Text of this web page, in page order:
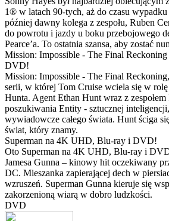
1® w latach 90-tych, aż do czasu
później dawny kolega z zespołu, Ruben
do powrotu i jazdy u boku przebojowego
Pearce’a. To ostatnia szansa, aby zostać
Mission: Impossible - The Final
DVD!
Mission: Impossible - The Final
serii, w której Tom Cruise wciela się w rolę
Hunta. Agent Ethan Hunt wraz z
poszukiwania Entity - sztucznej
wywiadowcze całego świata. Hunt ściga
świat, który znamy.
Superman na 4K UHD, Blu-ray i DVD!
Oto Superman na 4K UHD, Blu-ray i
Jamesa Gunna – kinowy hit oczekiwany
DC. Mieszanka zapierającej dech w
wzruszeń. Superman Gunna kieruje się
zakorzenioną wiarą w dobro ludzkości.
DVD